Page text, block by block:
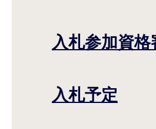
入札参加資
入札予定